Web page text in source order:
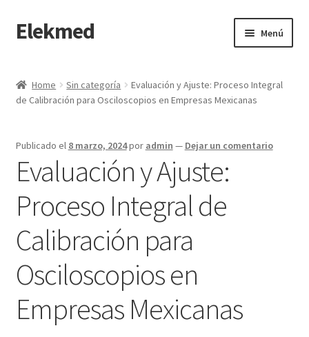
Saltar
a
Ir
al
Elekmed Menú
¿Por Qué Elegir a Elekmed México?
¿Qué es un amperímetro de gancho y cuál es su función
¿Qué es un Amperímetro y Cuál es su Función Principal?
¿Qué es un medidor de tierras y cuál es su función Principal?
¿Qué es un multímetro y cuál es su función Principal?
¿Qué es un osciloscopio y cuál es su función Principal?
Home Sin categoría
Evaluación y Ajuste: Proceso Integral
de Calibración para Osciloscopios en Empresas Mexicanas
Publicado el 8 marzo, 2024por admin — Dejar un comentario
Evaluación y Ajuste:
Proceso Integral de
Calibración para
Osciloscopios en
Empresas Mexicanas